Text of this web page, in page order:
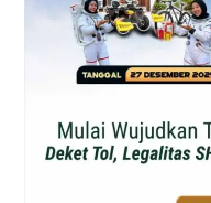
Kavling
Citeureup